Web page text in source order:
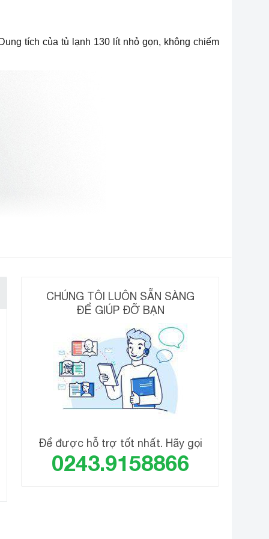
tích của tủ lạnh 130 lít nhỏ gọn, không chiếm
tiêu diệt vi khuẩn với bề mặt diện tích lớn. Giờ
lần mở cửa tủ lạnh.
CHÚNG TÔI LUÔN SẴN SÀNG
ĐỂ GIÚP ĐỠ BẠN
Để được hỗ trợ tốt nhất. Hãy gọi
0243.9158866